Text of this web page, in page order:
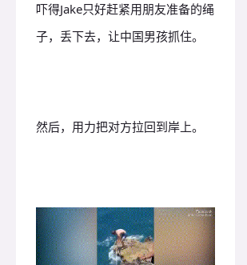
吓得Jake只好赶紧用朋友准备的绳
子，丢下去，让中国男孩抓住。
然后，用力把对方拉回到岸上。